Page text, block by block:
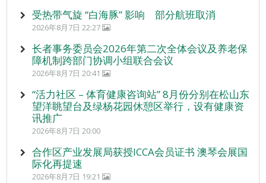
受热带气旋 “白海豚” 影响 部分航班取消
2026年8月7日 22:27
长者事务委员会2026年第二次全体会议及养老保
障机制跨部门协调小组联合会议
2026年8月7日 20:41
“活力社区 – 体育健康咨询站” 8月份分别在松山东
望洋眺望台及绿杨花园休憩区举行，设有健康资
讯推广
2026年8月7日 20:00
合作区产业发展局获授ICCA会员证书 澳琴会展国
际化再提速
2026年8月7日 19:21